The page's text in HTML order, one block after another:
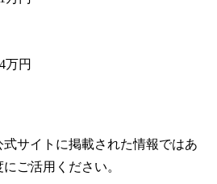
万円
サイトに掲載された情報ではあ
ご活用ください。